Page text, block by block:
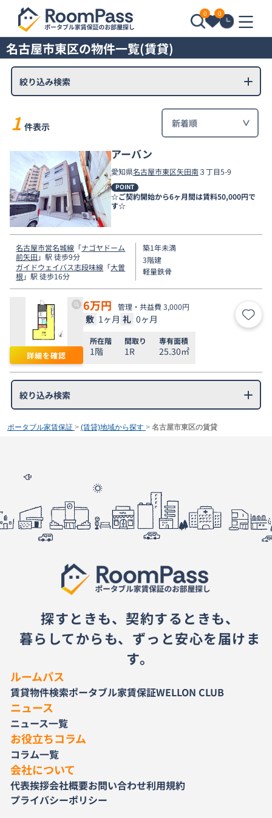
0 0
名古屋市東区の物件一覧(賃貸)
絞り込み検索
1 件表示
アーバン
愛知県名古屋市東区矢田南３丁目5-9
POINT
☆ご契約開始から6ヶ月間は賃料50,000円で
す☆
名古屋市営名城線 「ナゴヤドーム
前矢田 」駅 徒歩9分
ガイドウェイバス志段味線 「大曽
根」駅 徒歩16分
築1年未満
3階建
軽量鉄骨
詳細を確認
6万円 管理・共益費 3,000円
敷 1ヶ月 礼 0ヶ月 お気
所在階
1階
間取り
1R
専有面積
25.30㎡
絞り込み検索
ポータブル家賃保証 > (賃貸)地域から探す > 名古屋市東区の賃貸
探すときも、契約するときも、
暮らしてからも、ずっと安心を届けま
す。
ルームパス
賃貸物件検索ポータブル家賃保証WELLON CLUB
ニュース
ニュース一覧
お役立ちコラム
コラム一覧
会社について
代表挨拶会社概要お問い合わせ利用規約
プライバシーポリシー